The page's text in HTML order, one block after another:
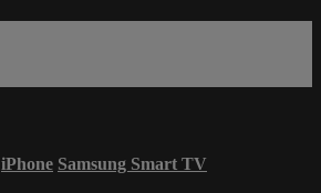
iPhone Samsung Smart TV